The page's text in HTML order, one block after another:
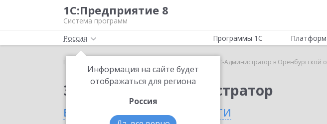
1С:Предприятие 8
Система программ
Россия
Информация на сайте будет
отображаться для региона
Россия
Программы 1С
Главная 1С-Администратор в Оренбургской
Заказать 1С-Администратор
в Оренбургской области